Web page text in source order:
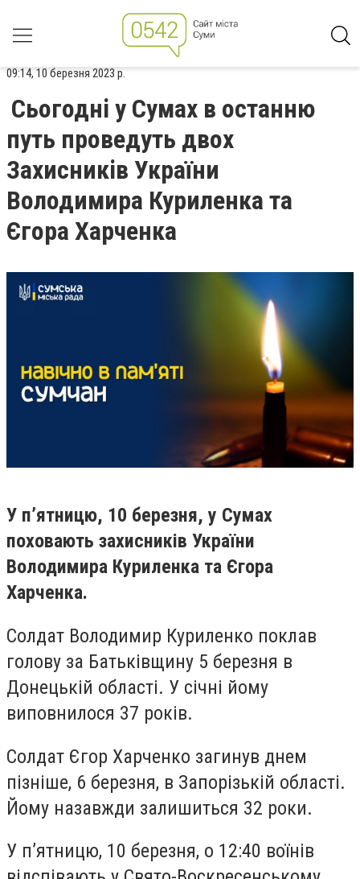
09:14, 10 березня 2023 р.
Сьогодні у Сумах в останню
путь проведуть двох
Захисників України
Володимира Куриленка та
Єгора Харченка
У п’ятницю, 10 березня, у Сумах
поховають захисників України
Володимира Куриленка та Єгора
Харченка.
Солдат Володимир Куриленко поклав
голову за Батьківщину 5 березня в
Донецькій області. У січні йому
виповнилося 37 років.
Солдат Єгор Харченко загинув днем
пізніше, 6 березня, в Запорізькій області.
Йому назавжди залишиться 32 роки.
У п’ятницю, 10 березня, о 12:40 воїнів